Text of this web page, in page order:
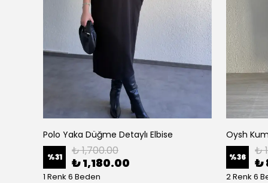
Polo Yaka Düğme Detaylı Elbise
%31 ₺ 1,700.00
₺ 1,180.00
1 Renk 6 Beden
Oysh
%36 ₺
₺
2 Renk 6